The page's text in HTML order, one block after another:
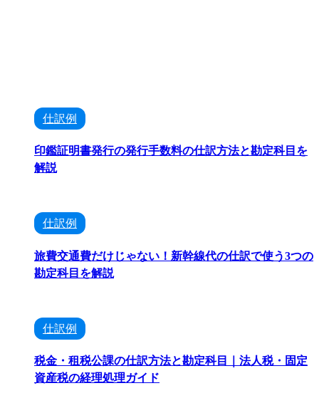
仕訳例
印鑑証明書発行の発行手数料の仕訳方法と勘定科目を
解説
仕訳例
旅費交通費だけじゃない！新幹線代の仕訳で使う3つの
勘定科目を解説
仕訳例
税金・租税公課の仕訳方法と勘定科目｜法人税・固定
資産税の経理処理ガイド